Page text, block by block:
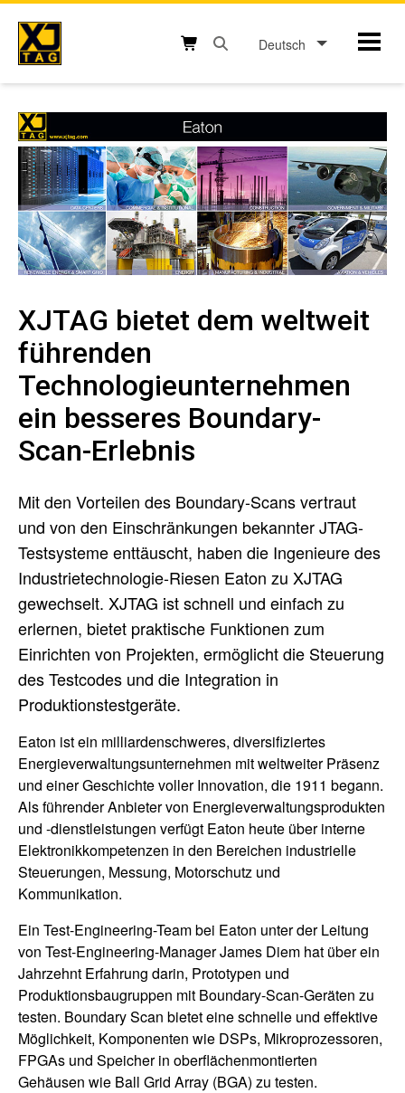
Skip
content
Deutsch
XJTAG bietet dem weltweit
führenden
Technologieunternehmen
ein besseres Boundary-
Scan-Erlebnis
Mit den Vorteilen des Boundary-Scans vertraut
und von den Einschränkungen bekannter JTAG-
Testsysteme enttäuscht, haben die Ingenieure des
Industrietechnologie-Riesen Eaton zu XJTAG
gewechselt. XJTAG ist schnell und einfach zu
erlernen, bietet praktische Funktionen zum
Einrichten von Projekten, ermöglicht die Steuerung
des Testcodes und die Integration in
Produktionstestgeräte.
Eaton ist ein milliardenschweres, diversifiziertes
Energieverwaltungsunternehmen mit weltweiter Präsenz
und einer Geschichte voller Innovation, die 1911 begann.
Als führender Anbieter von Energieverwaltungsprodukten
und -dienstleistungen verfügt Eaton heute über interne
Elektronikkompetenzen in den Bereichen industrielle
Steuerungen, Messung, Motorschutz und
Kommunikation.
Ein Test-Engineering-Team bei Eaton unter der Leitung
von Test-Engineering-Manager James Diem hat über ein
Jahrzehnt Erfahrung darin, Prototypen und
Produktionsbaugruppen mit Boundary-Scan-Geräten zu
testen. Boundary Scan bietet eine schnelle und effektive
Möglichkeit, Komponenten wie DSPs, Mikroprozessoren,
FPGAs und Speicher in oberflächenmontierten
Gehäusen wie Ball Grid Array (BGA) zu testen.